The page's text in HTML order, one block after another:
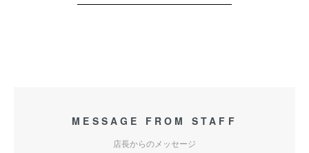
MESSAGE FROM STAFF
店長からのメッセージ